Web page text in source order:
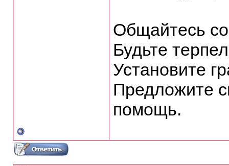
Общайтесь
Будьте
Установите
Предложите
помощь.